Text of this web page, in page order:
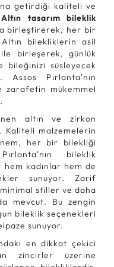
getirdiği kaliteli ve
Altın tasarım bileklik
birleştirerek, her bir
bilekliklerin asil
ile birleşerek, günlük
süsleyecek
Pırlanta'nın
zarafetin mükemmel
altın ve zirkon
Kaliteli malzemelerin
her bir bilekliği
bileklik
kadınlar hem de
sunuyor. Zarif
stiller ve daha
mevcut. Bu zengin
bileklik seçenekleri
sunuyor.
en dikkat çekici
zincirler üzerine